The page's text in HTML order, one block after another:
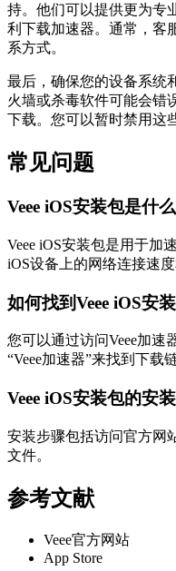
持。他们可以提供更为专
利下载加速器。通常，客
系方式。
最后，确保您的设备系统
火墙或杀毒软件可能会错
下载。您可以暂时禁用这
常见问题
Veee iOS安装包是什
Veee iOS安装包是用于加
iOS设备上的网络连接速度
如何找到Veee iOS安
您可以通过访问Veee加速
“Veee加速器”来找到下载
Veee iOS安装包的安
安装步骤包括访问官方网
文件。
参考文献
Veee官方网站
App Store